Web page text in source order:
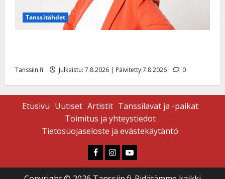
Tanssitähdet
Tanssiin.fi Julkaistu: 7.8.2026 | Päivitetty:7.8.2026 0
Etusivu Uutiset Artistit Tanssilavat ja -paikat
Toimitus ja yhteystiedot
Tietosuojaseloste ja evästekäytäntö
Faceboook
Instagram
Youtube